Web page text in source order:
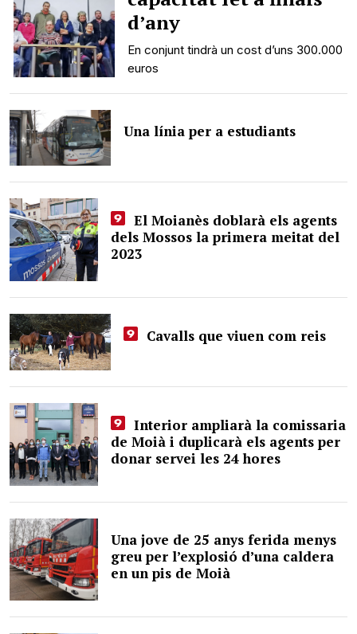
d’any
En conjunt tindrà un cost d’uns 300.000
euros
Una línia per a estudiants
El Moianès doblarà els agents
dels Mossos la primera meitat del
2023
Cavalls que viuen com reis
Interior ampliarà la comissaria
de Moià i duplicarà els agents per
donar servei les 24 hores
Una jove de 25 anys ferida menys
greu per l’explosió d’una caldera
en un pis de Moià